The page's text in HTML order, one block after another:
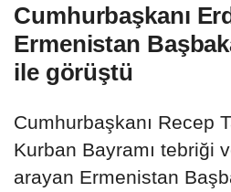
Cumhurbaşkanı
Ermenistan
ile görüştü
Cumhurbaşkanı Recep
Kurban Bayramı tebriği
arayan Ermenistan